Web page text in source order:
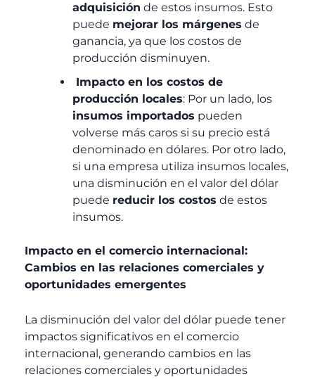
adquisición de estos insumos. Esto
puede mejorar los márgenes de
ganancia, ya que los costos de
producción disminuyen.
Impacto en los costos de
producción locales: Por un lado, los
insumos importados pueden
volverse más caros si su precio está
denominado en dólares. Por otro lado,
si una empresa utiliza insumos locales,
una disminución en el valor del dólar
puede reducir los costos de estos
insumos.
Impacto en el comercio internacional:
Cambios en las relaciones comerciales y
oportunidades emergentes
La disminución del valor del dólar puede tener
impactos significativos en el comercio
internacional, generando cambios en las
relaciones comerciales y oportunidades